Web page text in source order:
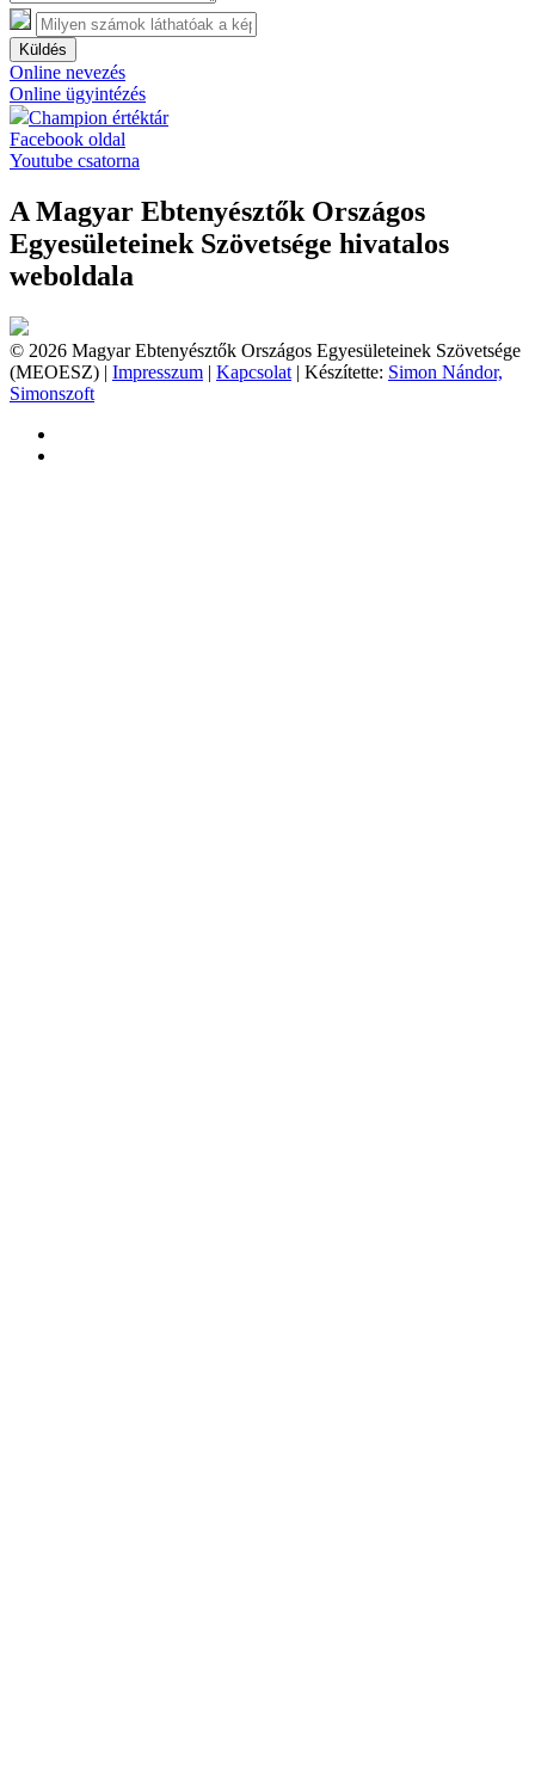
Küldés
Online nevezés
Online ügyintézés
Champion értéktár
Facebook oldal
Youtube csatorna
A Magyar Ebtenyésztők Országos
Egyesületeinek Szövetsége hivatalos
weboldala
© 2026 Magyar Ebtenyésztők Országos Egyesületeinek Szövetsége
(MEOESZ) | Impresszum | Kapcsolat | Készítette: Simon Nándor,
Simonszoft